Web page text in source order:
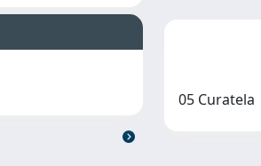
05 Curatela